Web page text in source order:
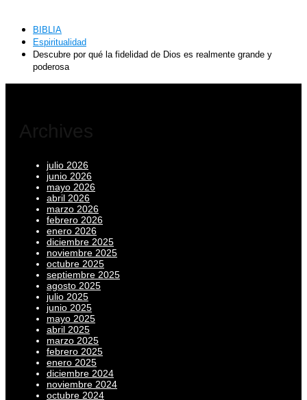
BIBLIA
Espiritualidad
Descubre por qué la fidelidad de Dios es realmente grande y
poderosa
Archives
julio 2026
junio 2026
mayo 2026
abril 2026
marzo 2026
febrero 2026
enero 2026
diciembre 2025
noviembre 2025
octubre 2025
septiembre 2025
agosto 2025
julio 2025
junio 2025
mayo 2025
abril 2025
marzo 2025
febrero 2025
enero 2025
diciembre 2024
noviembre 2024
octubre 2024